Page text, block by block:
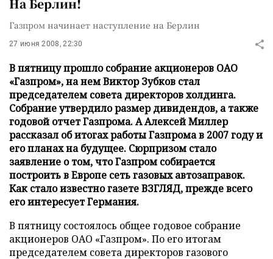
На Берлин!
Газпром начинает наступление на Берлин
27 июня 2008, 22:30
В пятницу прошло собрание акционеров ОАО
«Газпром», на нем Виктор Зубков стал
председателем совета директоров холдинга.
Собрание утвердило размер дивидендов, а также
годовой отчет Газпрома. А Алексей Миллер
рассказал об итогах работы Газпрома в 2007 году и
его планах на будущее. Сюрпризом стало
заявление о том, что Газпром собирается
построить в Европе сеть газовых автозаправок.
Как стало известно газете ВЗГЛЯД, прежде всего
его интересует Германия.
В пятницу состоялось общее годовое собрание
акционеров ОАО «Газпром». По его итогам
председателем совета директоров газового